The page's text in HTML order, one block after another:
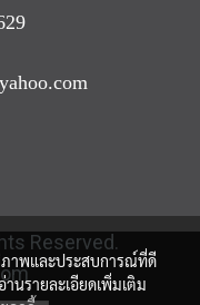
Reserved.
ภาพและประสบการณ์ที่ดี
นรายละเอียดเพิ่มเติม